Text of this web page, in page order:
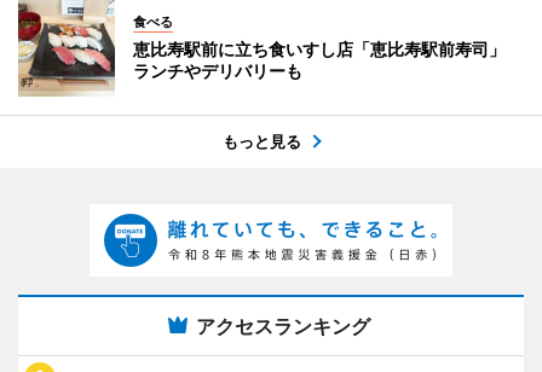
食べる
恵比寿駅前に立ち食いすし店「恵比寿駅前寿司」
ランチやデリバリーも
もっと見る
アクセスランキング